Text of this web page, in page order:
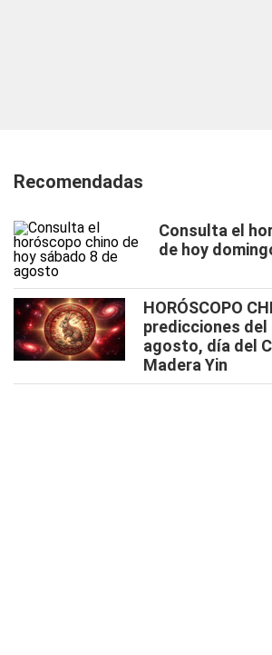
Recomendadas
Consulta el
de hoy
HORÓSCOPO
predicciones del
agosto, día del
Madera Yin